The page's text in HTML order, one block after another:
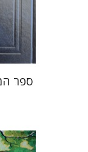
ספר